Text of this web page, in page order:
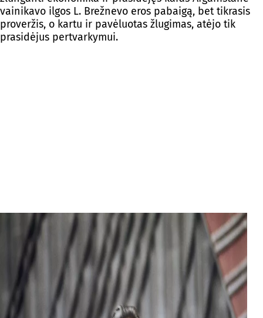
vainikavo ilgos L. Brežnevo eros pabaigą, bet tikrasis
proveržis, o kartu ir pavėluotas žlugimas, atėjo tik
prasidėjus pertvarkymui.